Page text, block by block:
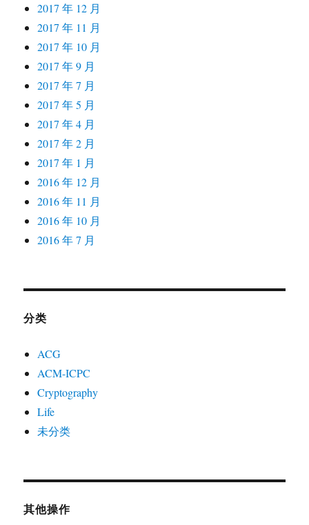
2017 年 12 月
2017 年 11 月
2017 年 10 月
2017 年 9 月
2017 年 7 月
2017 年 5 月
2017 年 4 月
2017 年 2 月
2017 年 1 月
2016 年 12 月
2016 年 11 月
2016 年 10 月
2016 年 7 月
分类
ACG
ACM-ICPC
Cryptography
Life
未分类
其他操作